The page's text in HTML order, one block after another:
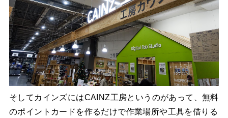
そしてカインズにはCAINZ工房というのがあって、無料
のポイントカードを作るだけで作業場所や工具を借りる